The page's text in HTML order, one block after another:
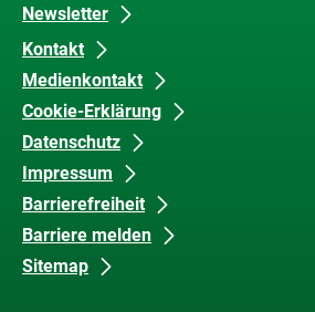
Newsletter
Kontakt
Medienkontakt
Cookie-Erklärung
Datenschutz
Impressum
Barrierefreiheit
Barriere melden
Sitemap